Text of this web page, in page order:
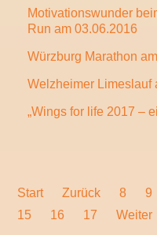
Motivationswunder
Run am 03.06.2016
Würzburg Marathon
Welzheimer Limeslauf
„Wings for life 2017 –
Start Zurück 8 9
15
16 17 Weiter